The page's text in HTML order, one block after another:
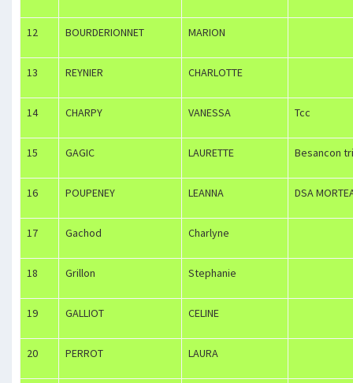
12 BOURDERIONNET MARION
13 REYNIER CHARLOTTE
14 CHARPY VANESSA Tcc
15 GAGIC LAURETTE Besancon
16 POUPENEY LEANNA DSA
17 Gachod Charlyne
18 Grillon Stephanie
19 GALLIOT CELINE
20 PERROT LAURA